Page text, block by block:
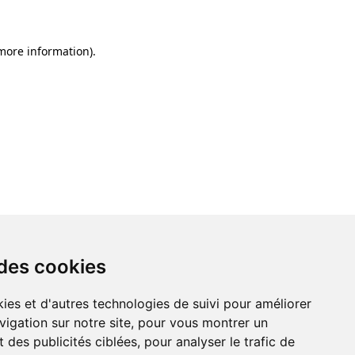
cookies
et d'autres technologies de suivi pour améliorer
sur notre site, pour vous montrer un
des publicités ciblées, pour analyser le trafic de
information).